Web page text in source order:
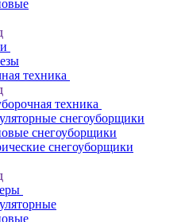
техника
техника
снегоуборщики
снегоуборщики
снегоуборщики